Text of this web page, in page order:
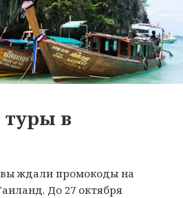
в
ждали промокоды на
До 27 октября